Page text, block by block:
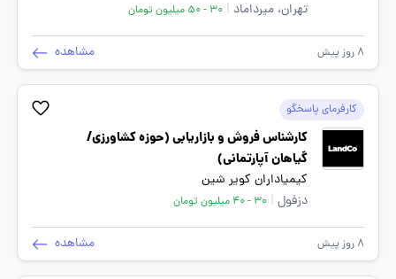
تهران، میرداماد | 30 - 50 میلیون تومان
8 روز پیش مشاهده
کارفرمای پاسخگو
کارشناس فروش و بازاریابی (حوزه کشاورزی/
گیاهان آپارتمانی)
کیمیاداران کویر شین
دزفول | 30 - 40 میلیون تومان
8 روز پیش مشاهده